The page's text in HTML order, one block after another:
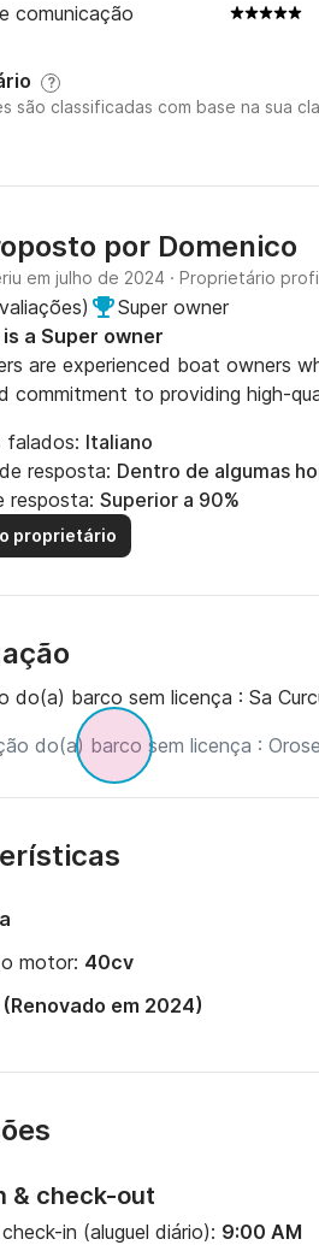
comunicação
?
são classificadas com base na sua
por Domenico
em julho de 2024 · Proprietário
)
Super owner
a Super owner
are experienced boat owners
commitment to providing high-
falados: Italiano
resposta: Dentro de algumas
resposta: Superior a 90%
proprietário
do(a) barco sem licença : Sa
motor: 40cv
em 2024)
& check-out
in (aluguel diário): 9:00 AM